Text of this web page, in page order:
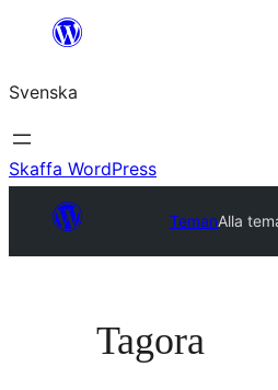
Hoppa
innehåll
Svenska
Skaffa WordPress
TemanAlla
Tagora